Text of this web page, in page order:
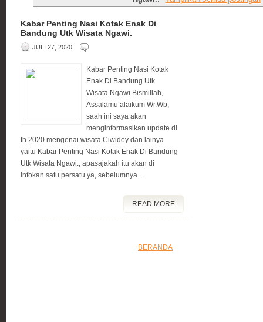
Kabar Penting Nasi Kotak Enak Di
Bandung Utk Wisata Ngawi.
JULI 27, 2020
Kabar Penting Nasi Kotak
Enak Di Bandung Utk
Wisata Ngawi.Bismillah,
Assalamu’alaikum Wr.Wb,
saah ini saya akan
menginformasikan update di
th 2020 mengenai wisata Ciwidey dan lainya
yaitu Kabar Penting Nasi Kotak Enak Di Bandung
Utk Wisata Ngawi., apasajakah itu akan di
infokan satu persatu ya, sebelumnya...
READ MORE
BERANDA